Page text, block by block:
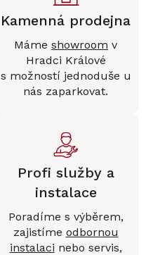
Kamenná prodejna
Máme showroom v
Hradci Králové
s možností jednoduše u
nás zaparkovat.
Profi služby a
instalace
Poradíme s výběrem,
zajistíme odbornou
instalaci nebo servis,